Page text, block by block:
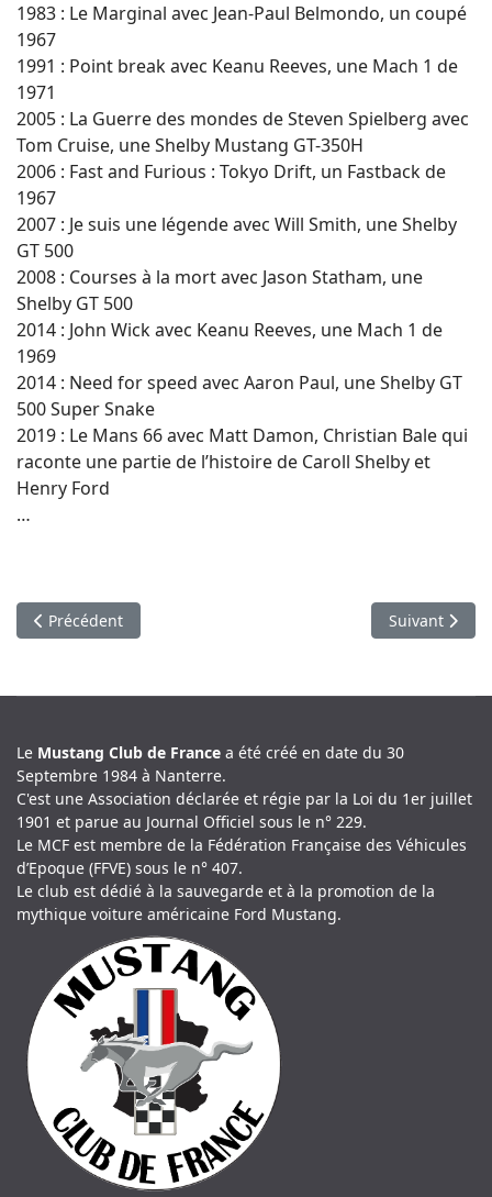
1983 : Le Marginal avec Jean-Paul Belmondo, un coupé
1967
1991 : Point break avec Keanu Reeves, une Mach 1 de
1971
2005 : La Guerre des mondes de Steven Spielberg avec
Tom Cruise, une Shelby Mustang GT-350H
2006 : Fast and Furious : Tokyo Drift, un Fastback de
1967
2007 : Je suis une légende avec Will Smith, une Shelby
GT 500
2008 : Courses à la mort avec Jason Statham, une
Shelby GT 500
2014 : John Wick avec Keanu Reeves, une Mach 1 de
1969
2014 : Need for speed avec Aaron Paul, une Shelby GT
500 Super Snake
2019 : Le Mans 66 avec Matt Damon, Christian Bale qui
raconte une partie de l’histoire de Caroll Shelby et
Henry Ford
…
Article précédent : Naissance du mythe et de l’icône Mustang
Précédent Article
Suivant
Le Mustang Club de France a été créé en date du 30
Septembre 1984 à Nanterre.
C'est une Association déclarée et régie par la Loi du 1er juillet
1901 et parue au Journal Officiel sous le n° 229.
Le MCF est membre de la Fédération Française des Véhicules
d’Epoque (FFVE) sous le n° 407.
Le club est dédié à la sauvegarde et à la promotion de la
mythique voiture américaine Ford Mustang.